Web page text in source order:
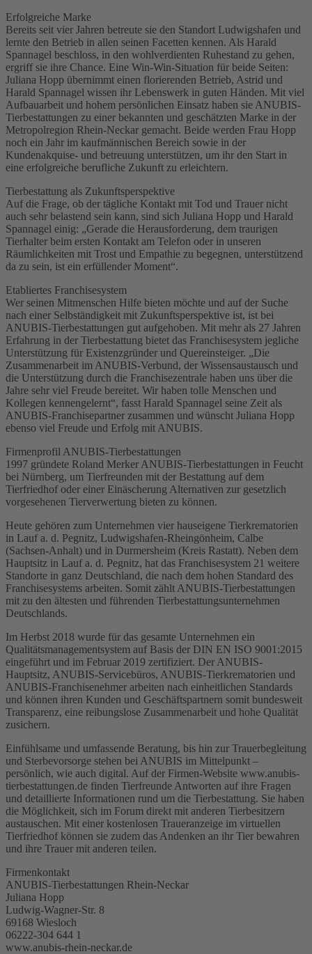
Erfolgreiche Marke
Bereits seit vier Jahren betreute sie den Standort Ludwigshafen und
lernte den Betrieb in allen seinen Facetten kennen. Als Harald
Spannagel beschloss, in den wohlverdienten Ruhestand zu gehen,
ergriff sie ihre Chance. Eine Win-Win-Situation für beide Seiten:
Juliana Hopp übernimmt einen florierenden Betrieb, Astrid und
Harald Spannagel wissen ihr Lebenswerk in guten Händen. Mit viel
Aufbauarbeit und hohem persönlichen Einsatz haben sie ANUBIS-
Tierbestattungen zu einer bekannten und geschätzten Marke in der
Metropolregion Rhein-Neckar gemacht. Beide werden Frau Hopp
noch ein Jahr im kaufmännischen Bereich sowie in der
Kundenakquise- und betreuung unterstützen, um ihr den Start in
eine erfolgreiche berufliche Zukunft zu erleichtern.
Tierbestattung als Zukunftsperspektive
Auf die Frage, ob der tägliche Kontakt mit Tod und Trauer nicht
auch sehr belastend sein kann, sind sich Juliana Hopp und Harald
Spannagel einig: „Gerade die Herausforderung, dem traurigen
Tierhalter beim ersten Kontakt am Telefon oder in unseren
Räumlichkeiten mit Trost und Empathie zu begegnen, unterstützend
da zu sein, ist ein erfüllender Moment“.
Etabliertes Franchisesystem
Wer seinen Mitmenschen Hilfe bieten möchte und auf der Suche
nach einer Selbständigkeit mit Zukunftsperspektive ist, ist bei
ANUBIS-Tierbestattungen gut aufgehoben. Mit mehr als 27 Jahren
Erfahrung in der Tierbestattung bietet das Franchisesystem jegliche
Unterstützung für Existenzgründer und Quereinsteiger. „Die
Zusammenarbeit im ANUBIS-Verbund, der Wissensaustausch und
die Unterstützung durch die Franchisezentrale haben uns über die
Jahre sehr viel Freude bereitet. Wir haben tolle Menschen und
Kollegen kennengelernt“, fasst Harald Spannagel seine Zeit als
ANUBIS-Franchisepartner zusammen und wünscht Juliana Hopp
ebenso viel Freude und Erfolg mit ANUBIS.
Firmenprofil ANUBIS-Tierbestattungen
1997 gründete Roland Merker ANUBIS-Tierbestattungen in Feucht
bei Nürnberg, um Tierfreunden mit der Bestattung auf dem
Tierfriedhof oder einer Einäscherung Alternativen zur gesetzlich
vorgesehenen Tierverwertung bieten zu können.
Heute gehören zum Unternehmen vier hauseigene Tierkrematorien
in Lauf a. d. Pegnitz, Ludwigshafen-Rheingönheim, Calbe
(Sachsen-Anhalt) und in Durmersheim (Kreis Rastatt). Neben dem
Hauptsitz in Lauf a. d. Pegnitz, hat das Franchisesystem 21 weitere
Standorte in ganz Deutschland, die nach dem hohen Standard des
Franchisesystems arbeiten. Somit zählt ANUBIS-Tierbestattungen
mit zu den ältesten und führenden Tierbestattungsunternehmen
Deutschlands.
Im Herbst 2018 wurde für das gesamte Unternehmen ein
Qualitätsmanagementsystem auf Basis der DIN EN ISO 9001:2015
eingeführt und im Februar 2019 zertifiziert. Der ANUBIS-
Hauptsitz, ANUBIS-Servicebüros, ANUBIS-Tierkrematorien und
ANUBIS-Franchisenehmer arbeiten nach einheitlichen Standards
und können ihren Kunden und Geschäftspartnern somit bundesweit
Transparenz, eine reibungslose Zusammenarbeit und hohe Qualität
zusichern.
Einfühlsame und umfassende Beratung, bis hin zur Trauerbegleitung
und Sterbevorsorge stehen bei ANUBIS im Mittelpunkt –
persönlich, wie auch digital. Auf der Firmen-Website www.anubis-
tierbestattungen.de finden Tierfreunde Antworten auf ihre Fragen
und detaillierte Informationen rund um die Tierbestattung. Sie haben
die Möglichkeit, sich im Forum direkt mit anderen Tierbesitzern
austauschen. Mit einer kostenlosen Traueranzeige im virtuellen
Tierfriedhof können sie zudem das Andenken an ihr Tier bewahren
und ihre Trauer mit anderen teilen.
Firmenkontakt
ANUBIS-Tierbestattungen Rhein-Neckar
Juliana Hopp
Ludwig-Wagner-Str. 8
69168 Wiesloch
06222-304 644 1
www.anubis-rhein-neckar.de